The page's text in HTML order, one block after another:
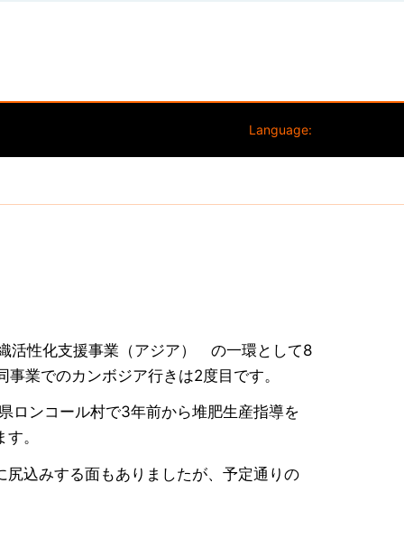
Language:
活性化支援事業（アジア） の一環として8
業でのカンボジア行きは2度目です。
ロンコール村で3年前から堆肥生産指導を
。
込みする面もありましたが、予定通りの